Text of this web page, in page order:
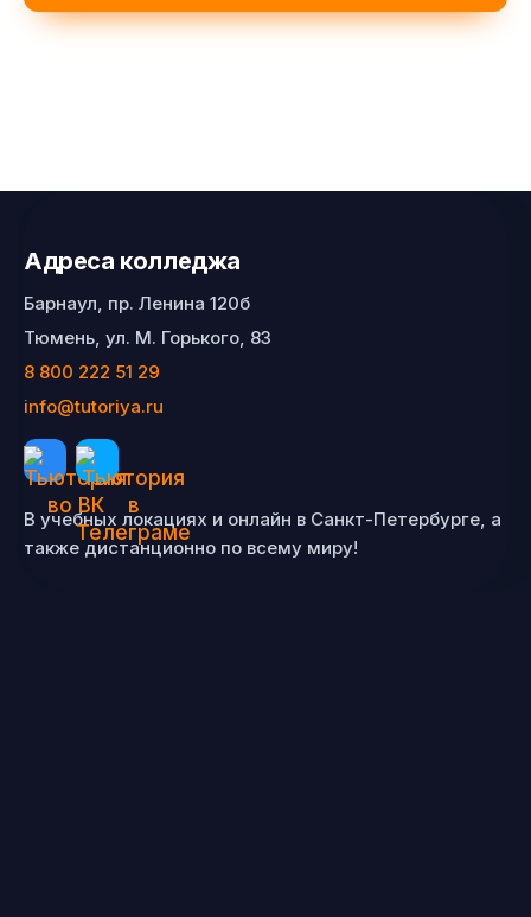
Адреса колледжа
Барнаул, пр. Ленина 120б
Тюмень, ул. М. Горького, 83
8 800 222 51 29
info@tutoriya.ru
В учебных локациях и онлайн в Санкт-Петербурге, а
также дистанционно по всему миру!